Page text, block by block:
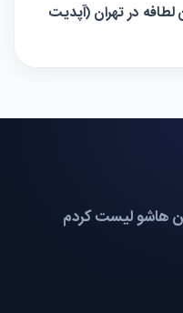
لطافه در تهران (آپدیت
هاشو لیست کردم